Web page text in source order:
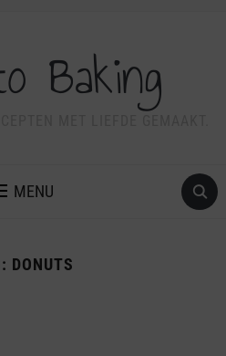
Baking
MENU
DONUTS